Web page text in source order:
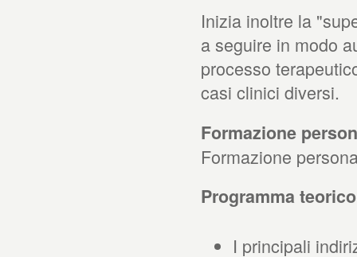
Inizia inoltre la
a seguire in modo
processo
casi clinici diversi.
Formazione
Formazione
Programma
I principali